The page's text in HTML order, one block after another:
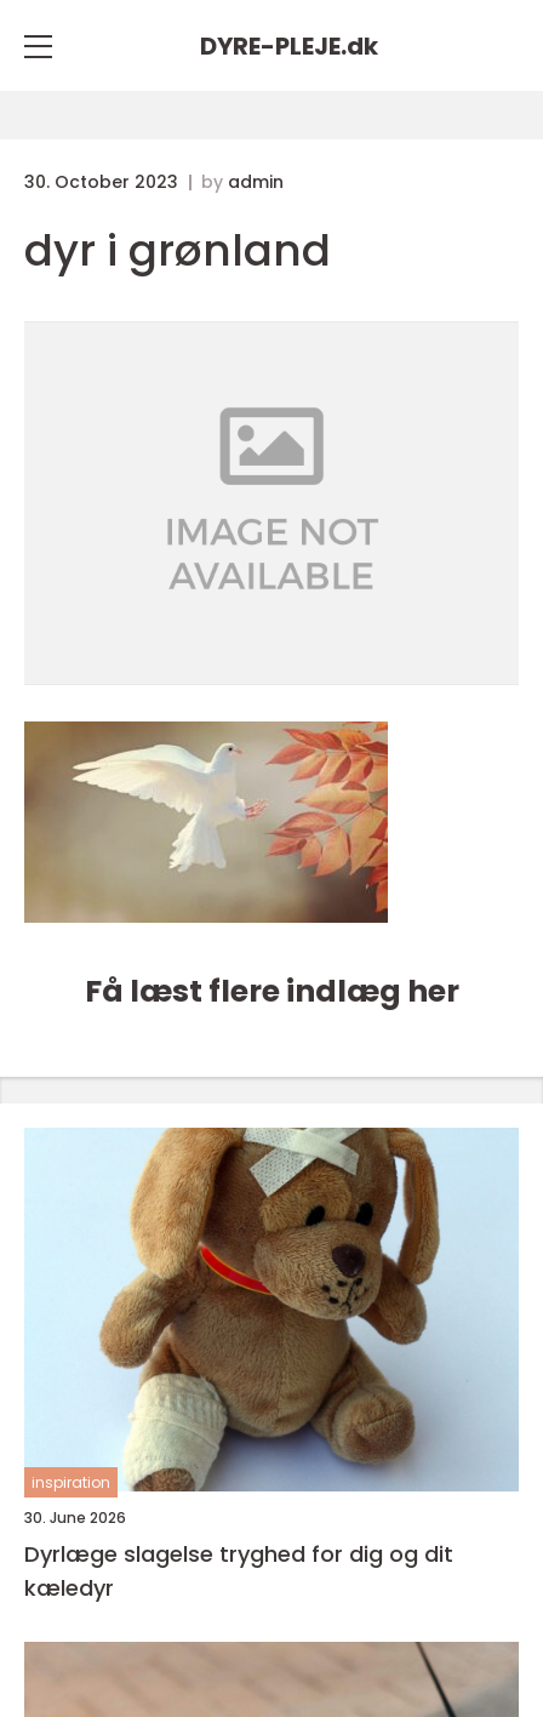
DYRE-PLEJE.dk
30. October 2023 by admin
dyr i grønland
Få læst flere indlæg her
inspiration
30. June 2026
Dyrlæge slagelse tryghed for dig og dit
kæledyr